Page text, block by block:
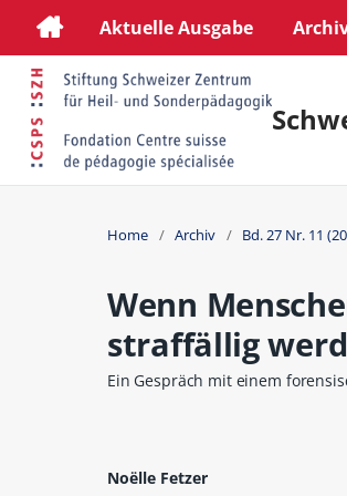
Aktuelle Ausgabe
Home / Archiv / Bd. 27 Nr. 11
Wenn
straffällig
Ein Gespräch mit einem
Noëlle Fetzer